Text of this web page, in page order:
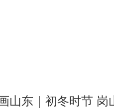
山东｜初冬时节 岗